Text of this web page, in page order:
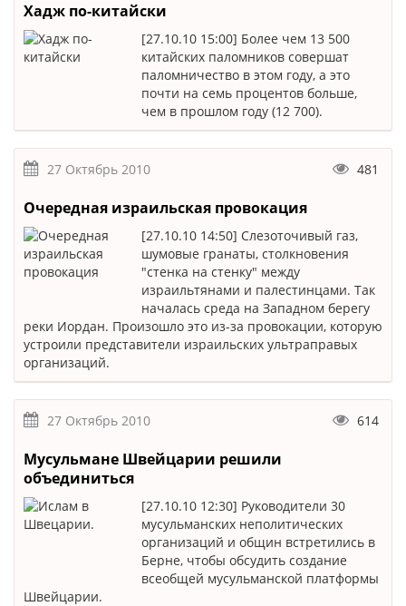
Хадж по-китайски
[27.10.10 15:00] Более чем 13 500
китайских паломников совершат
паломничество в этом году, а это
почти на семь процентов больше,
чем в прошлом году (12 700).
27 Октябрь 2010 481
Очередная израильская провокация
[27.10.10 14:50] Слезоточивый газ,
шумовые гранаты, столкновения
"стенка на стенку" между
израильтянами и палестинцами. Так
началась среда на Западном берегу
реки Иордан. Произошло это из-за провокации, которую
устроили представители израильских ультраправых
организаций.
27 Октябрь 2010 614
Мусульмане Швейцарии решили
объединиться
[27.10.10 12:30] Руководители 30
мусульманских неполитических
организаций и общин встретились в
Берне, чтобы обсудить создание
всеобщей мусульманской платформы
Швейцарии.